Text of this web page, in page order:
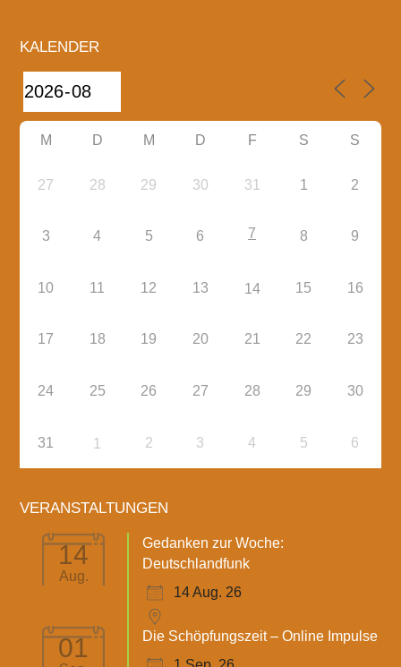
KALENDER
M D M D F S S
27 28 29 30 31 1 2
3 4 5 6 7 8 9
10 11 12 13 14 15 16
17 18 19 20 21 22 23
24 25 26 27 28 29 30
31 1 2 3 4 5 6
VERANSTALTUNGEN
14
Aug.
Gedanken zur Woche:
Deutschlandfunk
14 Aug. 26
01
Die Schöpfungszeit – Online Impulse